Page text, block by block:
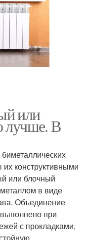
или
лучше. В
конструктивными
или блочный
в виде
Объединение
при
с прокладками,